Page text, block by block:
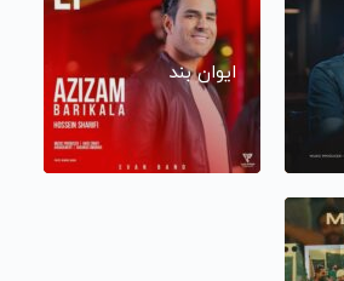
ایوان بند